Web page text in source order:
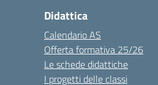
Didattica
Calendario AS
Offerta formativa 25/26
Le schede didattiche
I progetti delle classi